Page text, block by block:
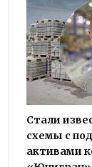
Стали
схемы с
активами